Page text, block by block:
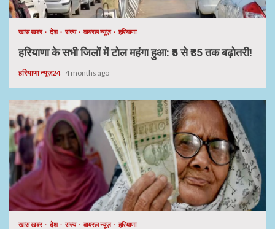
खास खबर देश राज्य वायरल न्यूज़ हरियाणा
हरियाणा के सभी जिलों में टोल महंगा हुआ: ₹5 से ₹35 तक बढ़ोतरी!
हरियाणा न्यूज़24 4 months ago
खास खबर देश राज्य वायरल न्यूज़ हरियाणा